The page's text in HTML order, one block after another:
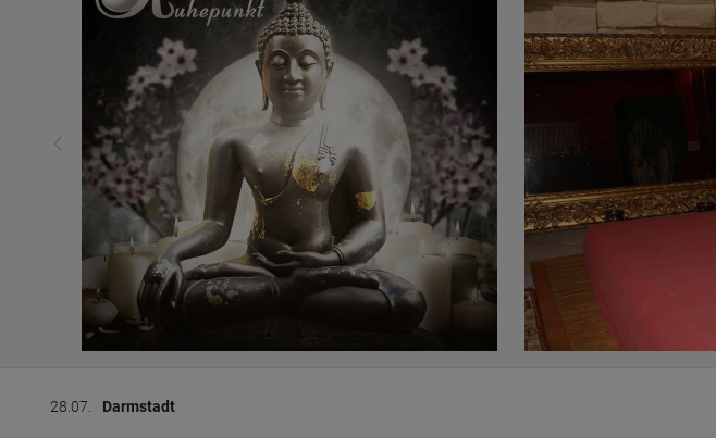
28.07. Darmstadt